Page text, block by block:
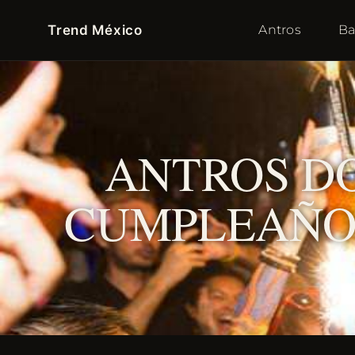
Trend México Antros
ANTROS